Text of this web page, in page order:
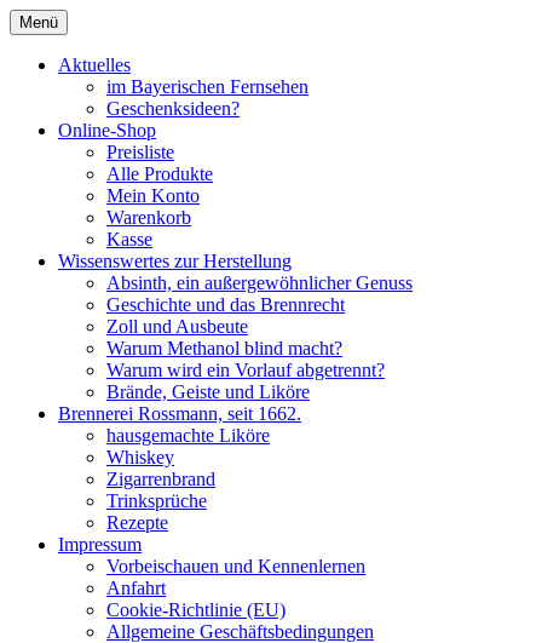
Brennerei Rossmann Albstadt
Menü Zum
Inhalt
springen
Aktuelles
im Bayerischen Fernsehen
Geschenksideen?
Online-Shop
Preisliste
Alle Produkte
Mein Konto
Warenkorb
Kasse
Wissenswertes zur Herstellung
Absinth, ein außergewöhnlicher Genuss
Geschichte und das Brennrecht
Zoll und Ausbeute
Warum Methanol blind macht?
Warum wird ein Vorlauf abgetrennt?
Brände, Geiste und Liköre
Brennerei Rossmann, seit 1662.
hausgemachte Liköre
Whiskey
Zigarrenbrand
Trinksprüche
Rezepte
Impressum
Vorbeischauen und Kennenlernen
Anfahrt
Cookie-Richtlinie (EU)
Allgemeine Geschäftsbedingungen